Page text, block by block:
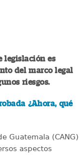
legislación es
del marco legal
riesgos.
¿Ahora, qué
Guatemala (CANG)
aspectos